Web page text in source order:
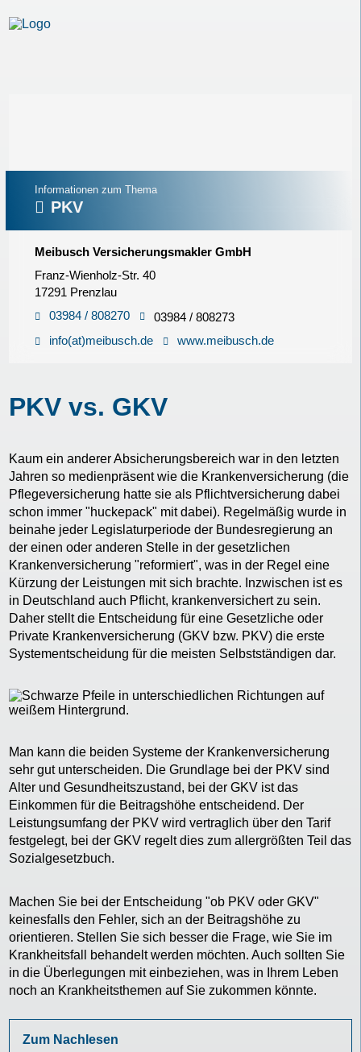
Informationen zum Thema
PKV
Meibusch Versicherungsmakler GmbH
Franz-Wienholz-Str. 40
17291 Prenzlau
03984 / 808270
03984 / 808273
info(at)meibusch.de
www.meibusch.de
PKV vs. GKV
Kaum ein anderer Absicherungsbereich war in den letzten
Jahren so medienpräsent wie die Krankenversicherung (die
Pflegeversicherung hatte sie als Pflichtversicherung dabei
schon immer "huckepack" mit dabei). Regelmäßig wurde in
beinahe jeder Legislaturperiode der Bundesregierung an
der einen oder anderen Stelle in der gesetzlichen
Krankenversicherung "reformiert", was in der Regel eine
Kürzung der Leistungen mit sich brachte. Inzwischen ist es
in Deutschland auch Pflicht, krankenversichert zu sein.
Daher stellt die Entscheidung für eine Gesetzliche oder
Private Krankenversicherung (GKV bzw. PKV) die erste
Systementscheidung für die meisten Selbstständigen dar.
Man kann die beiden Systeme der Krankenversicherung
sehr gut unterscheiden. Die Grundlage bei der PKV sind
Alter und Gesundheitszustand, bei der GKV ist das
Einkommen für die Beitragshöhe entscheidend. Der
Leistungsumfang der PKV wird vertraglich über den Tarif
festgelegt, bei der GKV regelt dies zum allergrößten Teil das
Sozialgesetzbuch.
Machen Sie bei der Entscheidung "ob PKV oder GKV"
keinesfalls den Fehler, sich an der Beitragshöhe zu
orientieren. Stellen Sie sich besser die Frage, wie Sie im
Krankheitsfall behandelt werden möchten. Auch sollten Sie
in die Überlegungen mit einbeziehen, was in Ihrem Leben
noch an Krankheitsthemen auf Sie zukommen könnte.
Zum Nachlesen